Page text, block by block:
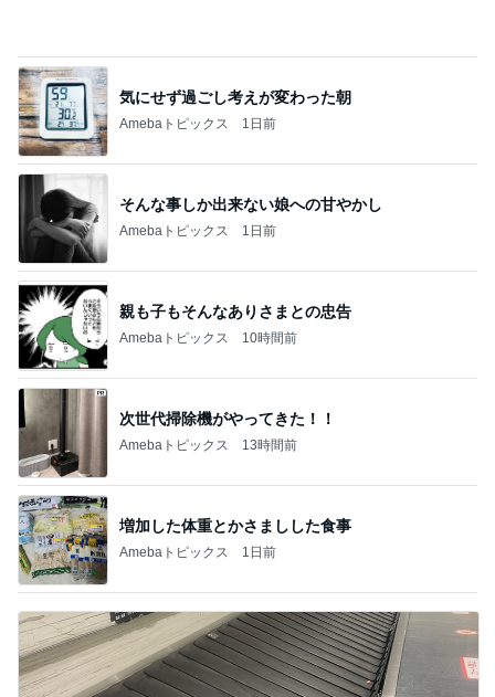
気にせず過ごし考えが変わった朝
Amebaトピックス 1日前
そんな事しか出来ない娘への甘やかし
Amebaトピックス 1日前
親も子もそんなありさまとの忠告
Amebaトピックス 10時間前
次世代掃除機がやってきた！！
Amebaトピックス 13時間前
増加した体重とかさましした食事
Amebaトピックス 1日前